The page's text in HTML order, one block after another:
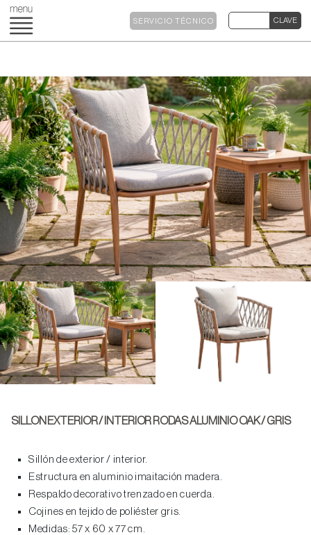
SERVICIO TÉCNICO
SILLON EXTERIOR / INTERIOR RODAS ALUMINIO OAK / GRIS
Sillón de exterior / interior.
Estructura en aluminio imaitación madera.
Respaldo decorativo trenzado en cuerda.
Cojines en tejido de poliéster gris.
Medidas: 57 x 60 x 77 cm.